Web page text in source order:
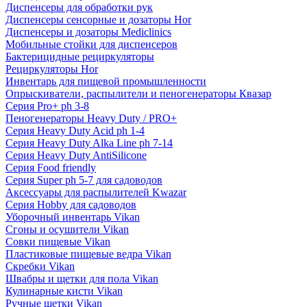
Диспенсеры для обработки рук
Диспенсеры сенсорные и дозаторы Hor
Диспенсеры и дозаторы Mediclinics
Мобильные стойки для диспенсеров
Бактерицидные рециркуляторы
Рециркуляторы Hor
Инвентарь для пищевой промышленности
Опрыскиватели, распылители и пеногенераторы Квазар
Серия Pro+ ph 3-8
Пеногенераторы Heavy Duty / PRO+
Серия Heavy Duty Acid ph 1-4
Серия Heavy Duty Alka Line ph 7-14
Серия Heavy Duty AntiSilicone
Серия Food friendly
Серия Super ph 5-7 для садоводов
Аксессуары для распылителей Kwazar
Серия Hobby для садоводов
Уборочный инвентарь Vikan
Сгоны и осушители Vikan
Совки пищевые Vikan
Пластиковые пищевые ведра Vikan
Скребки Vikan
Швабры и щетки для пола Vikan
Кулинарные кисти Vikan
Ручные щетки Vikan